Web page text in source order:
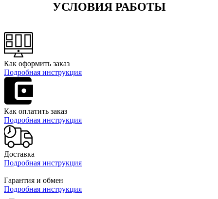
УСЛОВИЯ РАБОТЫ
Как оформить заказ
Подробная инструкция
Как оплатить заказ
Подробная инструкция
Доставка
Подробная инструкция
Гарантия и обмен
Подробная инструкция